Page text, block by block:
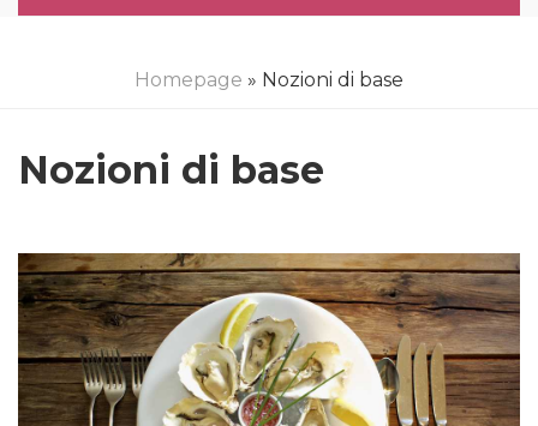
Homepage » Nozioni di base
Nozioni di base